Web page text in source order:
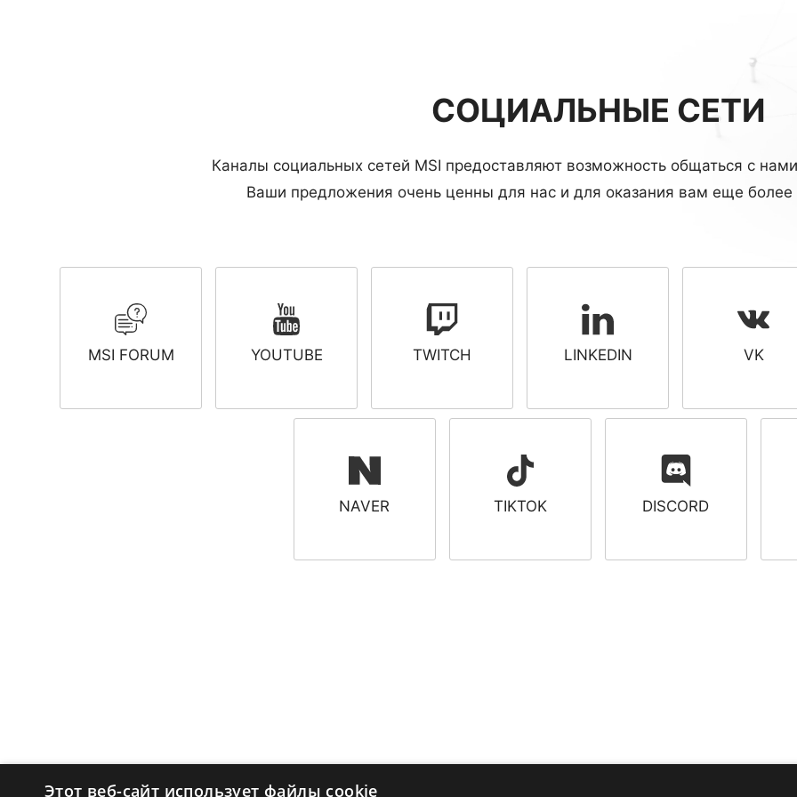
СОЦИАЛЬНЫЕ СЕТИ
Каналы социальных сетей MSI предоставляют возможность общаться с
Ваши предложения очень ценны для нас и для оказания вам еще более
MSI FORUM YOUTUBE TWITCH LINKEDIN VK
NAVER TIKTOK DISCORD
Этот веб-сайт использует файлы cookie